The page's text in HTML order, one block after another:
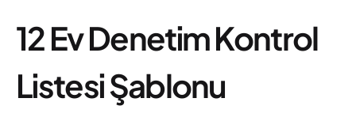
12 Ev Denetim Kontrol
Listesi Şablonu